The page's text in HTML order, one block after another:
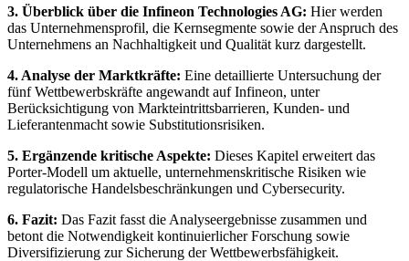
3. Überblick über die Infineon Technologies AG: Hier werden
das Unternehmensprofil, die Kernsegmente sowie der Anspruch des
Unternehmens an Nachhaltigkeit und Qualität kurz dargestellt.
4. Analyse der Marktkräfte: Eine detaillierte Untersuchung der
fünf Wettbewerbskräfte angewandt auf Infineon, unter
Berücksichtigung von Markteintrittsbarrieren, Kunden- und
Lieferantenmacht sowie Substitutionsrisiken.
5. Ergänzende kritische Aspekte: Dieses Kapitel erweitert das
Porter-Modell um aktuelle, unternehmenskritische Risiken wie
regulatorische Handelsbeschränkungen und Cybersecurity.
6. Fazit: Das Fazit fasst die Analyseergebnisse zusammen und
betont die Notwendigkeit kontinuierlicher Forschung sowie
Diversifizierung zur Sicherung der Wettbewerbsfähigkeit.